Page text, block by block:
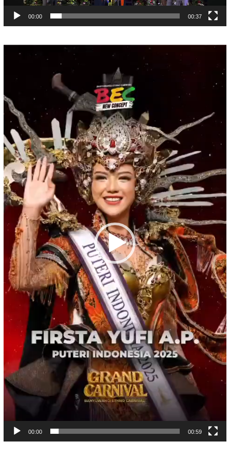
00:00 00:37
00:00 00:59